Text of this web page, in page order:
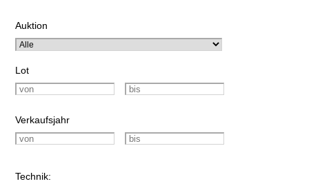
Auktion
Lot
Verkaufsjahr
Technik: